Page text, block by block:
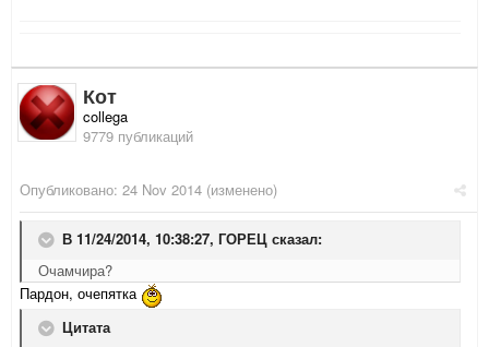
Кот
collega
9779 публикаций
Опубликовано: 24 Nov 2014 (изменено)
В 11/24/2014, 10:38:27, ГОРЕЦ сказал:
Очамчира?
Пардон, очепятка
Цитата